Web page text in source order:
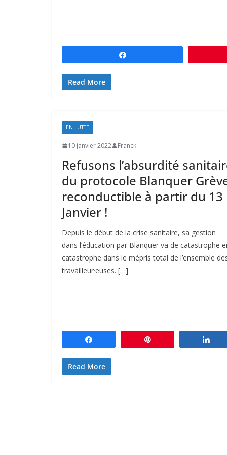
Read More
EN LUTTE
10 janvier 2022 Franck
Refusons l’absurdité
du protocole Blanquer
reconductible à partir du 13
Janvier !
Depuis le début de la crise sanitaire, sa gestion
dans l’éducation par Blanquer va de catastrophe
catastrophe dans le mépris total de l’ensemble
travailleur·euses. […]
Read More